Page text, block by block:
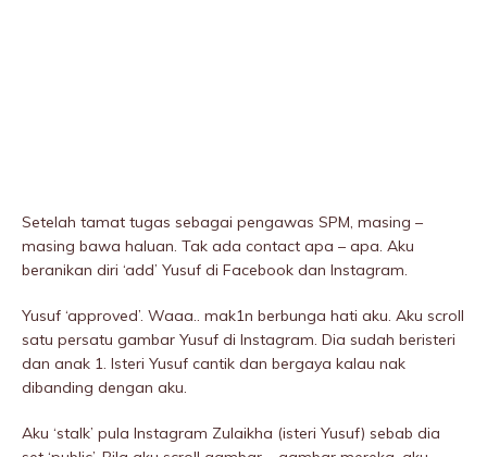
Setelah tamat tugas sebagai pengawas SPM, masing –
masing bawa haluan. Tak ada contact apa – apa. Aku
beranikan diri ‘add’ Yusuf di Facebook dan Instagram.
Yusuf ‘approved’. Waaa.. mak1n berbunga hati aku. Aku scroll
satu persatu gambar Yusuf di Instagram. Dia sudah beristeri
dan anak 1. Isteri Yusuf cantik dan bergaya kalau nak
dibanding dengan aku.
Aku ‘stalk’ pula Instagram Zulaikha (isteri Yusuf) sebab dia